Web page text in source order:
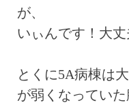
が、
いぃんです！大
とくに5A病棟は
が弱くなってい